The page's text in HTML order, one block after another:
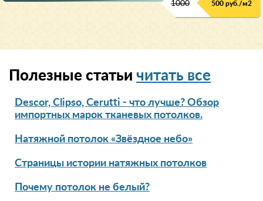
1000 500 руб./м2
Полезные статьи читать все
Descor, Clipso, Cerutti - что лучше? Обзор
импортных марок тканевых потолков.
Натяжной потолок «Звёздное небо»
Страницы истории натяжных потолков
Почему потолок не белый?